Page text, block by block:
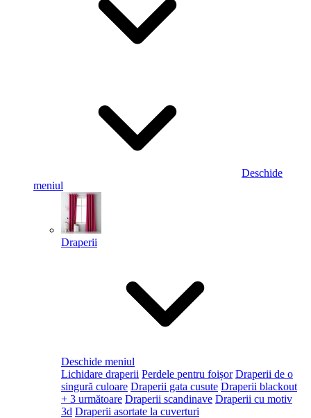
Deschide
meniul
Draperii
Deschide meniul
Lichidare draperii Perdele pentru foișor Draperii de o
singură culoare Draperii gata cusute Draperii blackout
+ 3 următoare Draperii scandinave Draperii cu motiv
3d Draperii asortate la cuverturi